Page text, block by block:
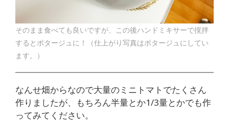
そのまま食べても良いですが、この後ハンドミキサーで撹拌
するとポタージュに！（仕上がり写真はポタージュにしてい
ます。）
なんせ畑からなので大量のミニトマトでたくさん
作りましたが、もちろん半量とか1/3量とかでも作
ってみてください。